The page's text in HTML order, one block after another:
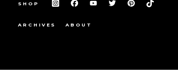
SHOP
ARCHIVES ABOUT